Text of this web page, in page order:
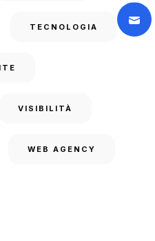
TECNOLOGIA
VISIBILITÀ
WEB AGENCY